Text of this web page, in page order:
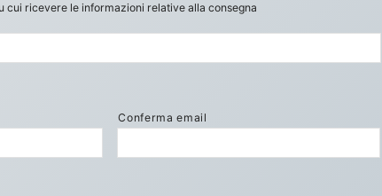
cui ricevere le informazioni relative alla consegna
Conferma email